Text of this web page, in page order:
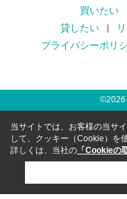
買いたい
貸したい
プライバシーポリ
©2026
当サイトでは、お客様の当サ
して、クッキー（Cookie）を
詳しくは、当社の 「Cookieの